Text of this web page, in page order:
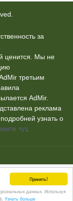
Принять!
данных. Используя
Узнать больше
за
ценится. Мы не
третьим
AdMir.
узнать о
тут.